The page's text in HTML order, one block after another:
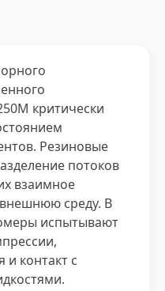
критически
Резиновые
потоков
взаимное
среду. В
испытывают
контакт с